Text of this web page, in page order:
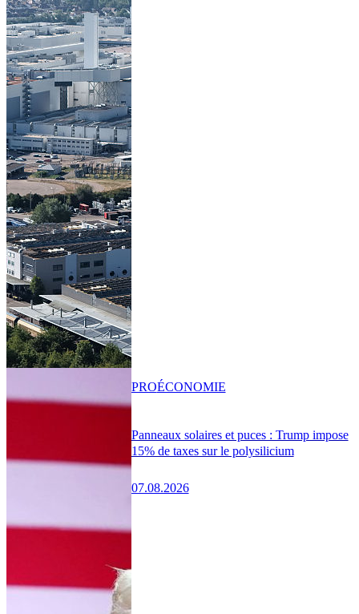
Panneaux solaires et puces : Trump impose
15% de taxes sur le polysilicium
07.08.2026
PROÉCONOMIE